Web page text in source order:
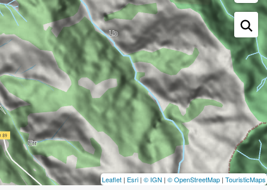
Leaflet | Esri | © IGN | © OpenStreetMap | TouristicMaps